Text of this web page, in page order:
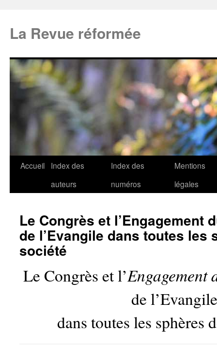
La Revue réformée
Accueil
Index des
auteurs
Index des
numéros
Mentions
légales
Le Congrès et l’Engagement
de l’Evangile dans toutes les
société
Le Congrès et l’Engagement
de l’Evangile
dans toutes les sphères